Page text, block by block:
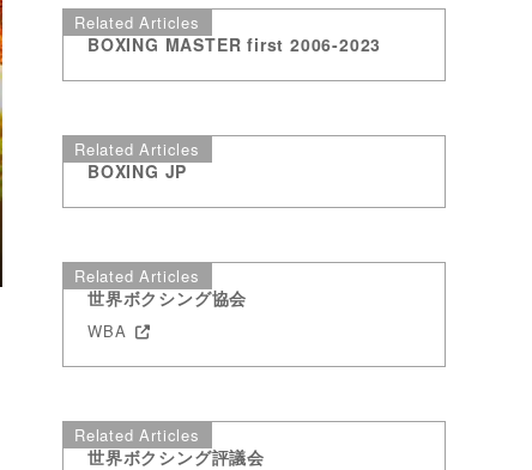
Related Articles
BOXING MASTER first 2006-2023
Related Articles
BOXING JP
Related Articles
世界ボクシング協会
WBA
Related Articles
世界ボクシング評議会